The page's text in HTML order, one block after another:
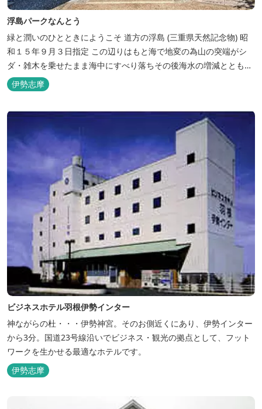
浮島パークなんとう
緑と潤いのひとときにようこそ ​道方の浮島 (三重県天然記念物) 昭
和１５年９月３日指定 この辺りはもと海で地変の為山の突端がシ
ダ・雑木を乗せたまま海中にすべり落ちその後海水の増減とともに
浮き沈みするようになったと伝えられています。 周辺は浮島を廻る
散策路が設けられ、また海岸線が一望できる展望塔へと続く遊歩道
伊勢志摩
ビジネスホテル羽根伊勢インター
神ながらの杜・・・伊勢神宮。そのお側近くにあり、伊勢インター
から3分。国道23号線沿いでビジネス・観光の拠点として、フット
ワークを生かせる最適なホテルです。
伊勢志摩